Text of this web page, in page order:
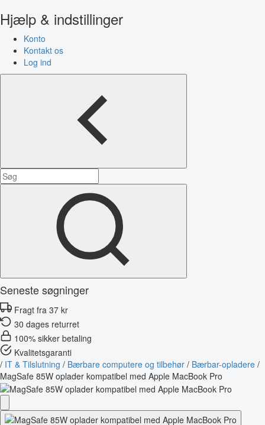
Hjælp & indstillinger
Konto
Kontakt os
Log ind
Seneste søgninger
Fragt fra 37 kr
30 dages returret
100% sikker betaling
Kvalitetsgaranti
/ IT & Tilslutning / Bærbare computere og tilbehør / Bærbar-opladere /
MagSafe 85W oplader kompatibel med Apple MacBook Pro